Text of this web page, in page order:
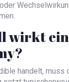
wirkt
handelt, muss